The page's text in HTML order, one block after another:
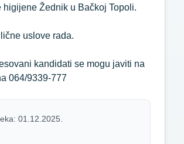
higijene Žednik u Bačkoj Topoli.
uslove rada.
kandidati se mogu javiti na
064/9339-777
01.12.2025.